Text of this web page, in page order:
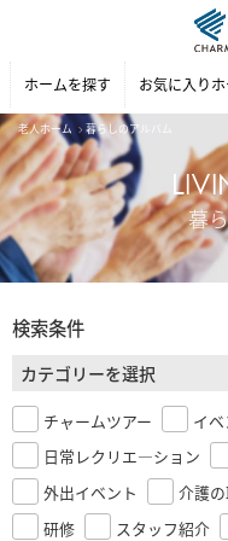
ホームを探す お気に入り
老人ホーム 暮らしのアルバム
暮
検索条件
カテゴリーを選択
チャームツアー イベ
日常レクリエ―ション
外出イベント
介護
研修
スタッフ紹介